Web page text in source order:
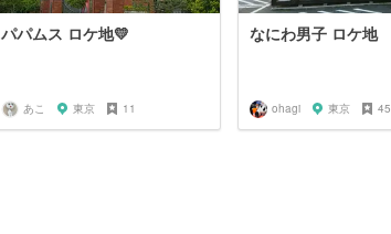
パパムス ロケ地💛
あこ 東京 11
なにわ男子 ロケ地
ohagi 東京 45